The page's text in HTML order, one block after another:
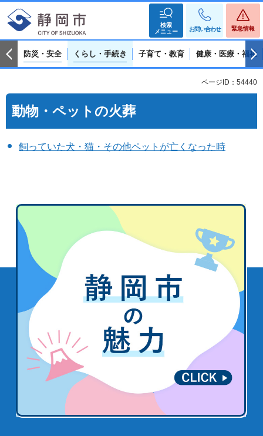
検索
メニュー
お問い合わせ 緊急情報
防災・安全 くらし・手続き 子育て・教育 健康・医療・福祉
ページID：54440
動物・ペットの火葬
飼っていた犬・猫・その他ペットが亡くなった時